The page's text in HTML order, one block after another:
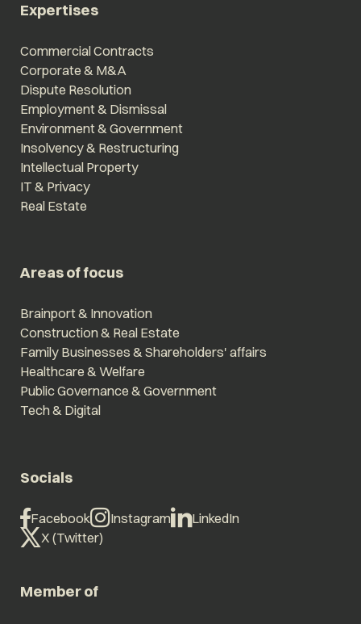
Expertises
Commercial Contracts
Corporate & M&A
Dispute Resolution
Employment & Dismissal
Environment & Government
Insolvency & Restructuring
Intellectual Property
IT & Privacy
Real Estate
Areas of focus
Brainport & Innovation
Construction & Real Estate
Family Businesses & Shareholders' affairs
Healthcare & Welfare
Public Governance & Government
Tech & Digital
Socials
Facebook Instagram
LinkedIn
X (Twitter)
Member of